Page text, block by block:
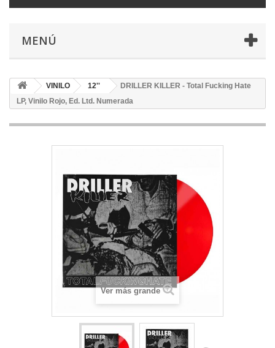
MENÚ
VINILO 12''
DRILLER KILLER - Total Fucking Hate
LP, Vinilo Rojo, Ed. Ltd. Numerada
Ver más grande